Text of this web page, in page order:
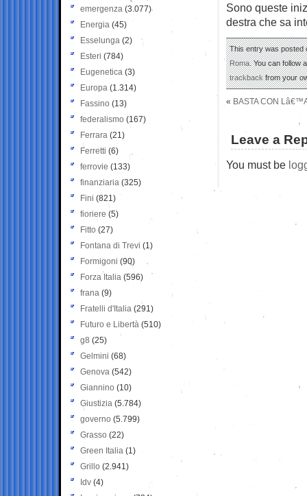
Sono queste
destra che sa
This entry was posted
Roma. You can follow
trackbackfrom your
« BASTA CON
Leave a
You must be
emergenza (3.077)
Energia (45)
Esselunga (2)
Esteri (784)
Eugenetica (3)
Europa (1.314)
Fassino (13)
federalismo (167)
Ferrara (21)
Ferretti (6)
ferrovie (133)
finanziaria (325)
Fini (821)
fioriere (5)
Fitto (27)
Fontana di Trevi (1)
Formigoni (90)
Forza Italia (596)
frana (9)
Fratelli d'Italia (291)
Futuro e Libertà (510)
g8 (25)
Gelmini (68)
Genova (542)
Giannino (10)
Giustizia (5.784)
governo (5.799)
Grasso (22)
Green Italia (1)
Grillo (2.941)
Idv (4)